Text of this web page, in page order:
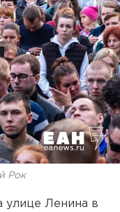
Рок
улице Ленина в